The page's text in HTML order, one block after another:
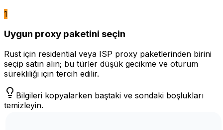
1
Uygun proxy paketini seçin
Rust için residential veya ISP proxy paketlerinden birini
seçip satın alın; bu türler düşük gecikme ve oturum
sürekliliği için tercih edilir.
Bilgileri kopyalarken baştaki ve sondaki boşlukları
temizleyin.